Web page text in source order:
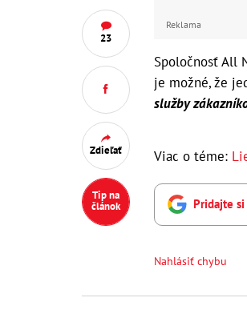
23
Zdieľať
Tip na
článok
Reklama
Spoločnosť All
je možné, že
služby
Viac o téme:
Pridajte si
Nahlásiť chybu